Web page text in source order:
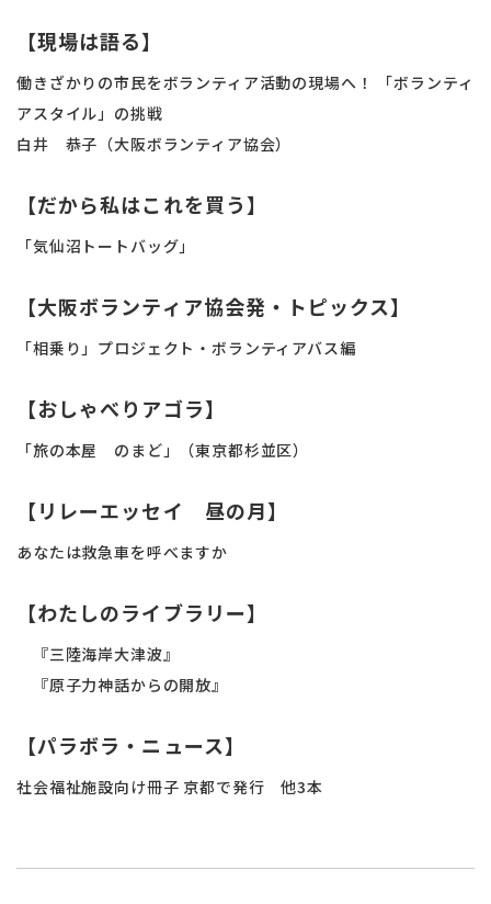
【現場は語る】
働きざかりの市民をボランティア活動の現場へ！ 「ボランティ
アスタイル」の挑戦
白井 恭子（大阪ボランティア協会）
【だから私はこれを買う】
「気仙沼トートバッグ」
【大阪ボランティア協会発・トピックス】
「相乗り」プロジェクト・ボランティアバス編
【おしゃべりアゴラ】
「旅の本屋 のまど」（東京都杉並区）
【リレーエッセイ 昼の月】
あなたは救急車を呼べますか
【わたしのライブラリー】
『三陸海岸大津波』
『原子力神話からの開放』
【パラボラ・ニュース】
社会福祉施設向け冊子 京都で発行 他3本